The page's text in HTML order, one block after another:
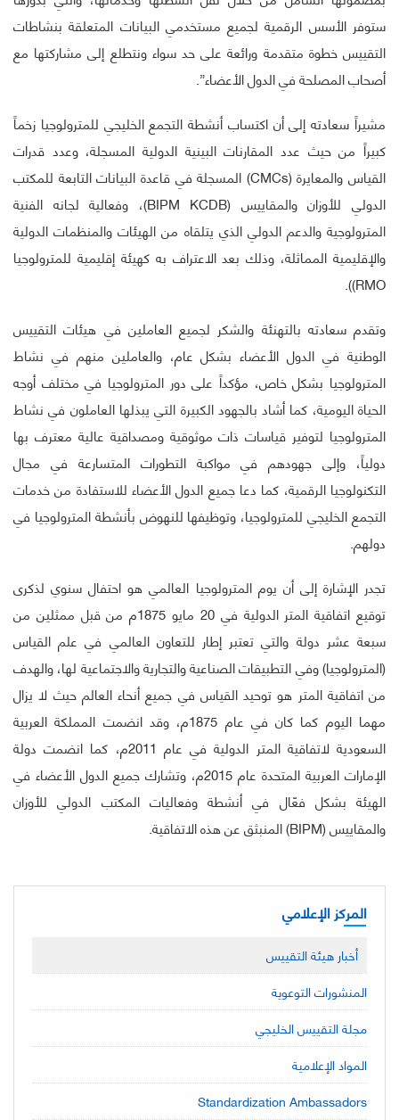
ستوفر الأسس الرقمية لجميع مستخدمي البيانات المتعلقة بنشاطات
التقييس خطوة متقدمة ورائعة على حد سواء ونتطلع إلى مشاركتها مع
أصحاب المصلحة في الدول الأعضاء”.
مشيراً سعادته إلى أن اكتساب أنشطة التجمع الخليجي للمترولوجيا زخماً
كبيراً من حيث عدد المقارنات البينية الدولية المسجلة، وعدد قدرات
القياس والمعايرة (CMCs) المسجلة في قاعدة البيانات التابعة للمكتب
الدولي للأوزان والمقاييس (BIPM KCDB)، وفعالية لجانه الفنية
المترولوجية والدعم الدولي الذي يتلقاه من الهيئات والمنظمات الدولية
والإقليمية المماثلة، وذلك بعد الاعتراف به كهيئة إقليمية للمترولوجيا
RMO)).
وتقدم سعادته بالتهنئة والشكر لجميع العاملين في هيئات التقييس
الوطنية في الدول الأعضاء بشكل عام، والعاملين منهم في نشاط
المترولوجيا بشكل خاص، مؤكداً على دور المترولوجيا في مختلف أوجه
الحياة اليومية، كما أشاد بالجهود الكبيرة التي يبذلها العاملون في نشاط
المترولوجيا لتوفير قياسات ذات موثوقية ومصداقية عالية معترف بها
دولياً، وإلى جهودهم في مواكبة التطورات المتسارعة في مجال
التكنولوجيا الرقمية، كما دعا جميع الدول الأعضاء للاستفادة من خدمات
التجمع الخليجي للمترولوجيا، وتوظيفها للنهوض بأنشطة المترولوجيا في
دولهم.
تجدر الإشارة إلى أن يوم المترولوجيا العالمي هو احتفال سنوي لذكرى
توقيع اتفاقية المتر الدولية في 20 مايو 1875م من قبل ممثلين من
سبعة عشر دولة والتي تعتبر إطار للتعاون العالمي في علم القياس
(المترولوجيا) وفي التطبيقات الصناعية والتجارية والاجتماعية لها، والهدف
من اتفاقية المتر هو توحيد القياس في جميع أنحاء العالم حيث لا يزال
مهما اليوم كما كان في عام 1875م، وقد انضمت المملكة العربية
السعودية لاتفاقية المتر الدولية في عام 2011م، كما انضمت دولة
الإمارات العربية المتحدة عام 2015م، وتشارك جميع الدول الأعضاء في
الهيئة بشكل فعّال في أنشطة وفعاليات المكتب الدولي للأوزان
والمقاييس (BIPM) المنبثق عن هذه الاتفاقية.
المركز الإعلامي
أخبار هيئة التقييس
المنشورات التوعوية
مجلة التقييس الخليجي
المواد الإعلامية
Standardization Ambassadors